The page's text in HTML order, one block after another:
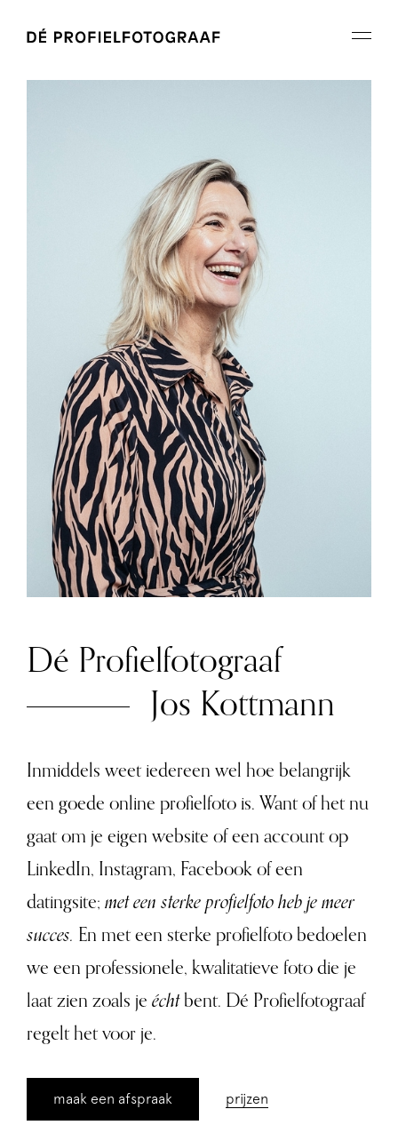
Dé Profielfotograaf
Jos Kottmann
Inmiddels weet iedereen wel hoe belangrijk
een goede online profielfoto is. Want of het nu
gaat om je eigen website of een account op
LinkedIn, Instagram, Facebook of een
datingsite; met een sterke profielfoto heb je meer
succes. En met een sterke profielfoto bedoelen
we een professionele, kwalitatieve foto die je
laat zien zoals je échtbent. Dé Profielfotograaf
regelt het voor je.
maak een afspraak prijzen